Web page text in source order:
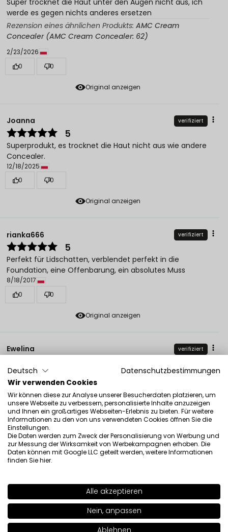
SHADE 60 >
Original anzeigen
werde es gegen nichts anderes ersetzen
Rezension eines ähnlichen Produkts: AMC Cream
Concealer (AMC Cream Concealer: 62)
2/23/2026
0
0
Original anzeigen
Joanna verifiziert
5
Superprodukt, es trocknet die Haut nicht aus wie andere
Concealer.
12/18/2025
0
0
Original anzeigen
rianka666 verifiziert
5
Perfekt für Lidschatten, verblendet perfekt in die
Foundation, eine Offenbarung, ein absolutes Muss
8/18/2017
0
0
Ewelina verifiziert
Kundenbewertung des Produkts:Ausgezeichnet
1/19/2026
0
0
Siehe auch
Deutsch
Datenschutzbestimmungen
Wir verwenden Cookies
Wir können diese zur Analyse unserer Besucherdaten platzieren, um
unsere Webseite zu verbessern, personalisierte Inhalte anzuzeigen
und Ihnen ein großartiges Webseiten-Erlebnis zu bieten. Für weitere
Informationen zu den von uns verwendeten Cookies öffnen Sie die
Einstellungen.
Die Daten werden zum Zweck der Personalisierung von Werbung und
zur Messung der Wirksamkeit von Werbekampagnen erhoben. Die
Daten können mit Google LLC geteilt werden, weitere Informationen
finden Siehier.
Alle akzeptieren
Nein, anpassen